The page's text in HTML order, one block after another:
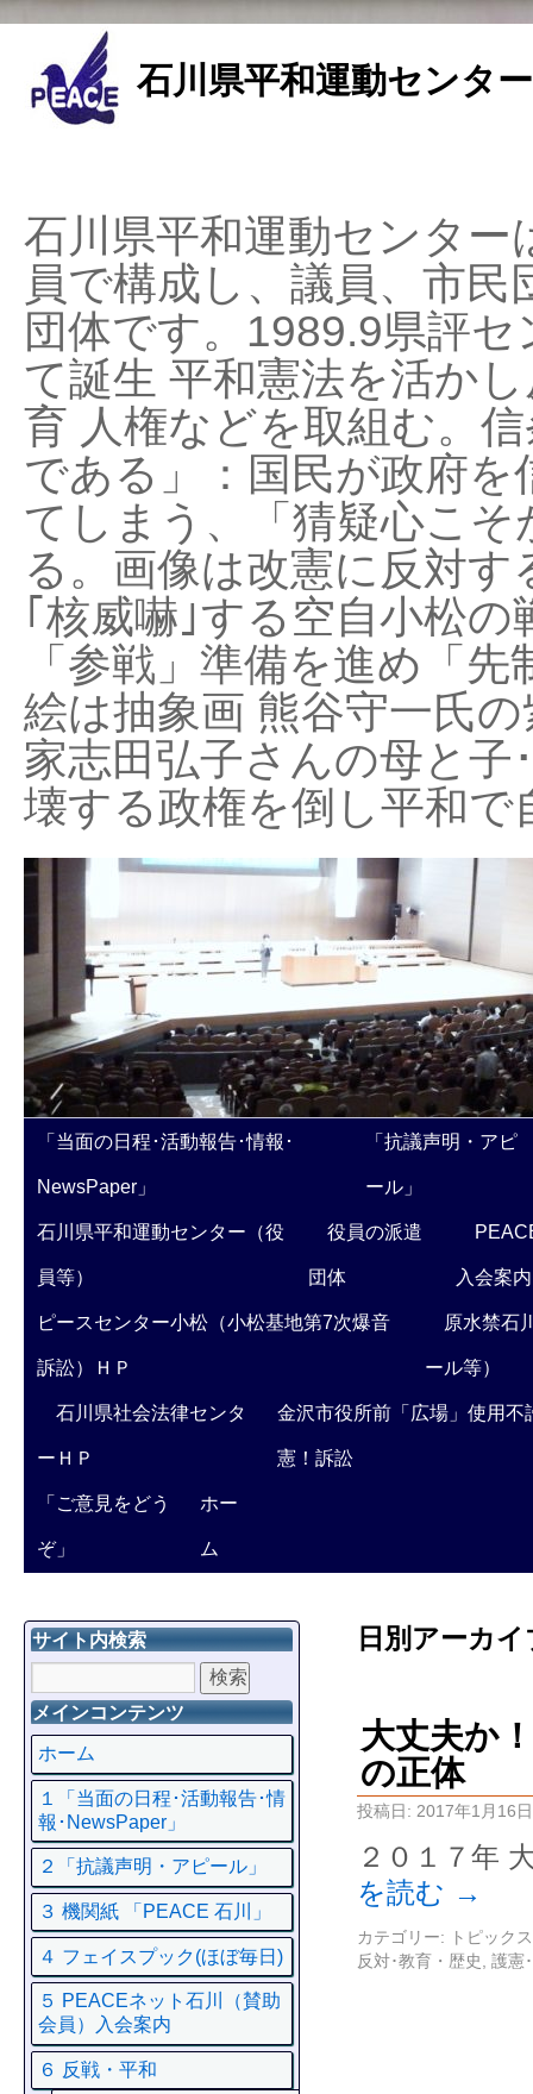
石川県平和運動センタ
石川県平和運動センタ
員で構成し、議員、市
団体です。1989.9県評
て誕生 平和憲法を活か
育 人権などを取組む。
である」：国民が政府
てしまう、「猜疑心こ
る。画像は改憲に反対
｢核威嚇｣する空自小松
「参戦」準備を進め「
絵は抽象画 熊谷守一氏
家志田弘子さんの母と子
壊する政権を倒し平和
「当面の日程･活動報告･情報･
NewsPaper」
「抗議声明・アピ
ール」
石川県平和運動センター（役
員等）
役員の派遣
団体 入会案内
ピースセンター小松（小松基地第7次爆音
訴訟）ＨＰ
原水禁石
ール等）
石川県社会法律センタ
ーＨＰ
金沢市役所前「広場」使用不
憲！訴訟
「ご意見をどう
ぞ」
ホー
ム
日別アーカ
大丈夫か
の正体
投稿日: 2017年1月16日
２０１７年
を読む →
カテゴリー:
トピックス
反対･教育・歴史
護憲
サイト内検索
メインコンテンツ
ホーム
１「当面の日程･活動報告･情
報･NewsPaper」
２「抗議声明・アピール」
３ 機関紙 「PEACE 石川」
４ フェイスプック(ほぼ毎日)
５ PEACEネット石川（賛助
会員）入会案内
６ 反戦・平和